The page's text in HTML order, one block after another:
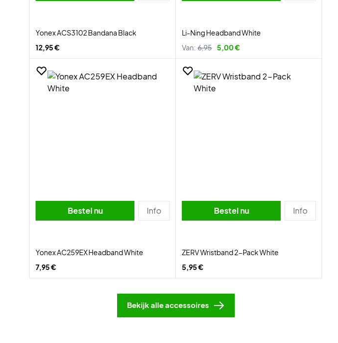
Yonex ACS3102 Bandana Black
12,95 €
Li-Ning Headband White
Van: 6,95 5,00 €
Bestel nu Info
Yonex AC259EX Headband White
7,95 €
Bestel nu Info
ZERV Wristband 2-Pack White
5,95 €
Bekijk alle accessoires